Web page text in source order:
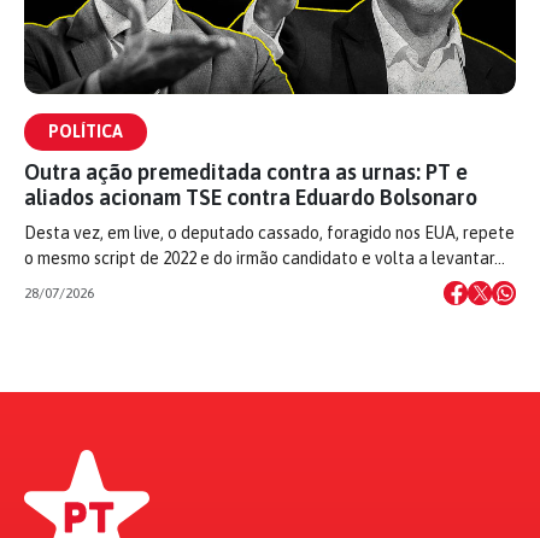
POLÍTICA
Outra ação premeditada contra as urnas: PT e
aliados acionam TSE contra Eduardo Bolsonaro
Desta vez, em live, o deputado cassado, foragido nos EUA, repete
o mesmo script de 2022 e do irmão candidato e volta a levantar…
28/07/2026